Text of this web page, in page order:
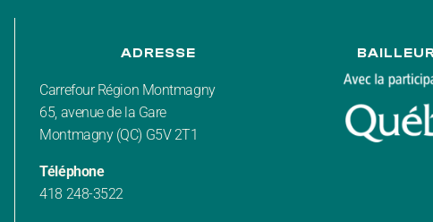
Carrefour Région Montmagny
65, avenue de la Gare
Montmagny (QC) G5V 2T1
Téléphone
418 248-3522
ADRESSE